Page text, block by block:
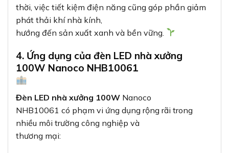
thời, việc tiết kiệm điện năng cũng góp phần giảm
phát thải khí nhà kính,
hướng đến sản xuất xanh và bền vững.
4. Ứng dụng của đèn LED nhà xưởng
100W Nanoco NHB10061
Đèn LED nhà xưởng 100W Nanoco
NHB10061 có phạm vi ứng dụng rộng rãi trong
nhiều môi trường công nghiệp và
thương mại: